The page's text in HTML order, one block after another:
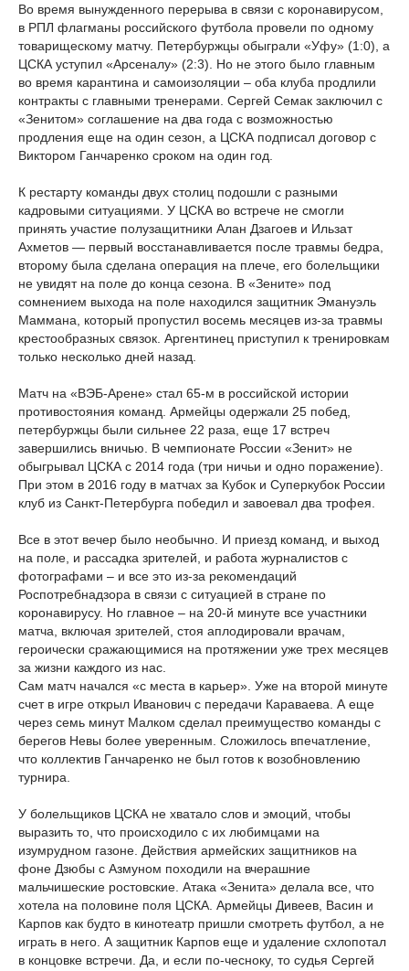
Во время вынужденного перерыва в связи с коронавирусом,
в РПЛ флагманы российского футбола провели по одному
товарищескому матчу. Петербуржцы обыграли «Уфу» (1:0), а
ЦСКА уступил «Арсеналу» (2:3). Но не этого было главным
во время карантина и самоизоляции – оба клуба продлили
контракты с главными тренерами. Сергей Семак заключил с
«Зенитом» соглашение на два года с возможностью
продления еще на один сезон, а ЦСКА подписал договор с
Виктором Ганчаренко сроком на один год.
К рестарту команды двух столиц подошли с разными
кадровыми ситуациями. У ЦСКА во встрече не смогли
принять участие полузащитники Алан Дзагоев и Ильзат
Ахметов — первый восстанавливается после травмы бедра,
второму была сделана операция на плече, его болельщики
не увидят на поле до конца сезона. В «Зените» под
сомнением выхода на поле находился защитник Эмануэль
Маммана, который пропустил восемь месяцев из-за травмы
крестообразных связок. Аргентинец приступил к тренировкам
только несколько дней назад.
Матч на «ВЭБ-Арене» стал 65-м в российской истории
противостояния команд. Армейцы одержали 25 побед,
петербуржцы были сильнее 22 раза, еще 17 встреч
завершились вничью. В чемпионате России «Зенит» не
обыгрывал ЦСКА с 2014 года (три ничьи и одно поражение).
При этом в 2016 году в матчах за Кубок и Суперкубок России
клуб из Санкт-Петербурга победил и завоевал два трофея.
Все в этот вечер было необычно. И приезд команд, и выход
на поле, и рассадка зрителей, и работа журналистов с
фотографами – и все это из-за рекомендаций
Роспотребнадзора в связи с ситуацией в стране по
коронавирусу. Но главное – на 20-й минуте все участники
матча, включая зрителей, стоя аплодировали врачам,
героически сражающимися на протяжении уже трех месяцев
за жизни каждого из нас.
Сам матч начался «с места в карьер». Уже на второй минуте
счет в игре открыл Иванович с передачи Караваева. А еще
через семь минут Малком сделал преимущество команды с
берегов Невы более уверенным. Сложилось впечатление,
что коллектив Ганчаренко не был готов к возобновлению
турнира.
У болельщиков ЦСКА не хватало слов и эмоций, чтобы
выразить то, что происходило с их любимцами на
изумрудном газоне. Действия армейских защитников на
фоне Дзюбы с Азмуном походили на вчерашние
мальчишеские ростовские. Атака «Зенита» делала все, что
хотела на половине поля ЦСКА. Армейцы Дивеев, Васин и
Карпов как будто в кинотеатр пришли смотреть футбол, а не
играть в него. А защитник Карпов еще и удаление схлопотал
в концовке встречи. Да, и если по-чесноку, то судья Сергей